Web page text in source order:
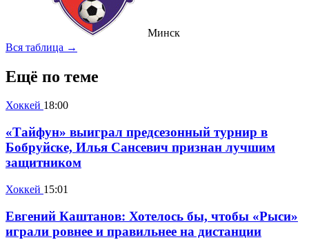
Минск
Вся таблица →
Ещё по теме
Хоккей 18:00
«Тайфун» выиграл предсезонный турнир в
Бобруйске, Илья Сансевич признан лучшим
защитником
Хоккей 15:01
Евгений Каштанов: Хотелось бы, чтобы «Рыси»
играли ровнее и правильнее на дистанции